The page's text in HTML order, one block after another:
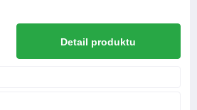
Detail produktu